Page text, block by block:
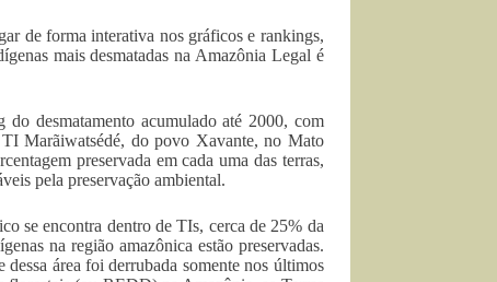
de forma interativa nos gráficos e rankings,
mais desmatadas na Amazônia Legal é
desmatamento acumulado até 2000, com
TI Marãiwatsédé, do povo Xavante, no Mato
preservada em cada uma das terras,
pela preservação ambiental.
se encontra dentro de TIs, cerca de 25% da
na região amazônica estão preservadas.
área foi derrubada somente nos últimos